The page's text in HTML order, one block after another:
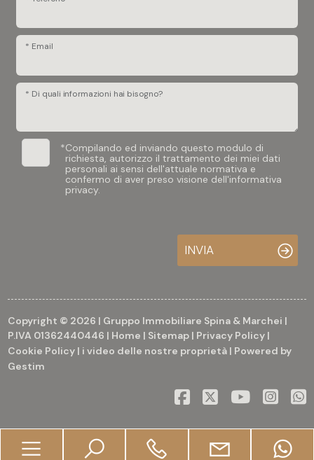
* Email
* Di quali informazioni hai bisogno?
*Compilando ed inviando questo modulo di
richiesta, autorizzo il trattamento dei miei dati
personali ai sensi dell'attuale normativa e
confermo di aver preso visione dell'informativa
privacy.
INVIA
Copyright © 2026 | Gruppo Immobiliare Spina & Marchei |
P.IVA 01362440446 | Home | Sitemap | Privacy Policy |
Cookie Policy | i video delle nostre proprietà | Powered by
Gestim